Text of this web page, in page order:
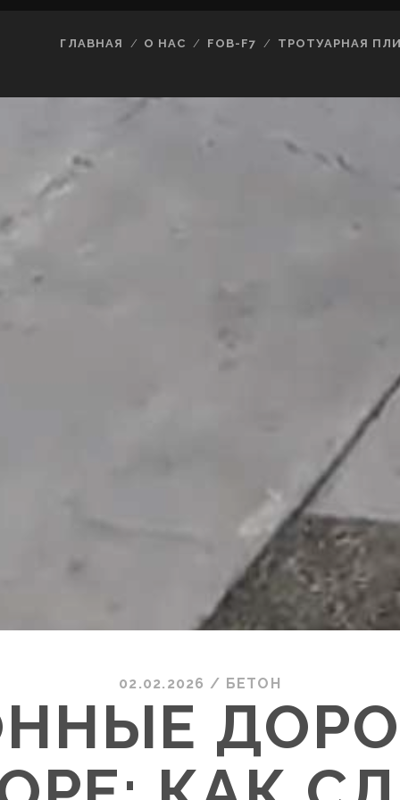
ГЛАВНАЯ О НАС FOB-F7 ТРОТУАРНАЯ
02.02.2026 / БЕТОН